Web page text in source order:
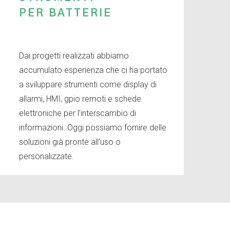
PER BATTERIE
Dai progetti realizzati abbiamo
accumulato esperienza che ci ha portato
a sviluppare strumenti come display di
allarmi, HMI, gpio remoti e schede
elettroniche per l’interscambio di
informazioni. Oggi possiamo fornire delle
soluzioni già pronte all’uso o
personalizzate.